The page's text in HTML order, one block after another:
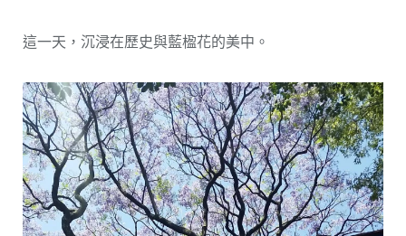
這一天，沉浸在歷史與藍楹花的美中。